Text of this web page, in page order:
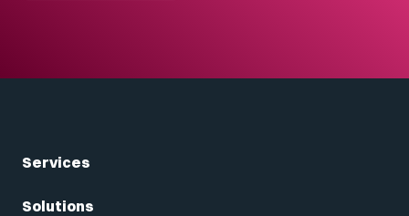
Services
Solutions